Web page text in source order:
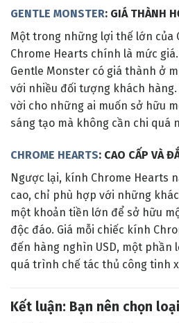
GENTLE MONSTER: GIÁ THÀNH
Một trong những lợi thế lớn của
Chrome Hearts chính là mức
Gentle Monster có giá thành ở
với nhiều đối tượng khách
vời cho những ai muốn sở hữu
sáng tạo mà không cần chi quá
CHROME HEARTS: CAO CẤP VÀ
Ngược lại, kính Chrome Hearts
cao, chỉ phù hợp với những
một khoản tiền lớn để sở hữu
độc đáo. Giá mỗi chiếc kính
đến hàng nghìn USD, một phần
quá trình chế tác thủ công tinh
Kết luận: Bạn nên chọn